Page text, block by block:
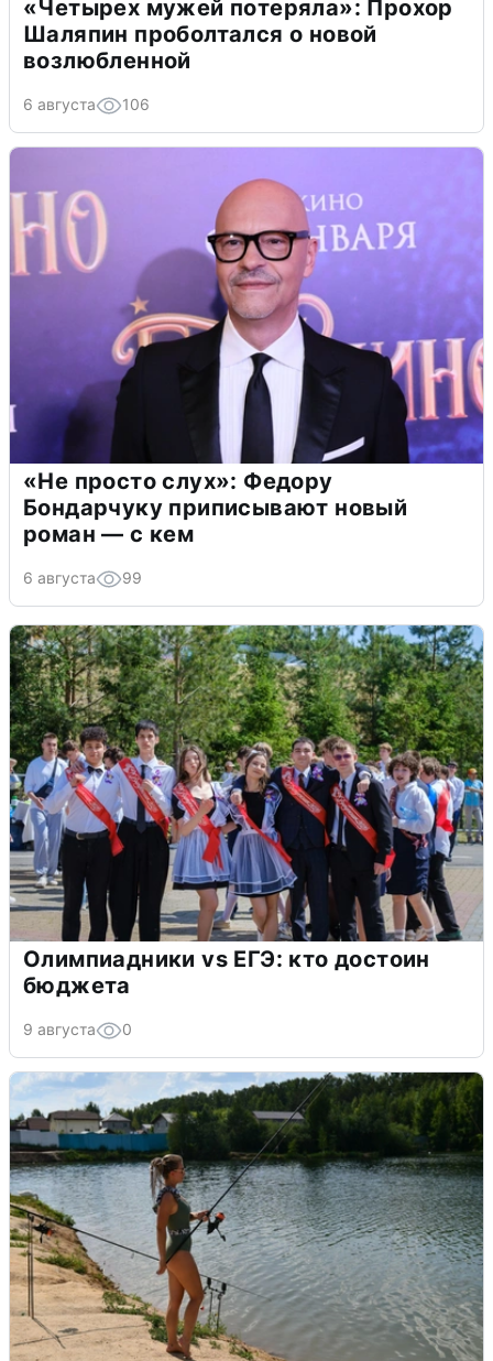
«Четырех мужей потеряла»: Прохор
Шаляпин проболтался о новой
возлюбленной
6 августа 106
«Не просто слух»: Федору
Бондарчуку приписывают новый
роман — с кем
6 августа 99
Олимпиадники vs ЕГЭ: кто достоин
бюджета
9 августа 0